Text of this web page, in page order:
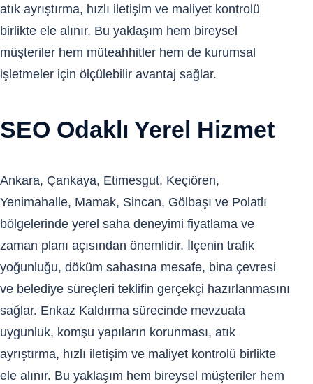
atık ayrıştırma, hızlı iletişim ve maliyet kontrolü
birlikte ele alınır. Bu yaklaşım hem bireysel
müşteriler hem müteahhitler hem de kurumsal
işletmeler için ölçülebilir avantaj sağlar.
SEO Odaklı Yerel Hizmet
Ankara, Çankaya, Etimesgut, Keçiören,
Yenimahalle, Mamak, Sincan, Gölbaşı ve Polatlı
bölgelerinde yerel saha deneyimi fiyatlama ve
zaman planı açısından önemlidir. İlçenin trafik
yoğunluğu, döküm sahasına mesafe, bina çevresi
ve belediye süreçleri teklifin gerçekçi hazırlanmasını
sağlar. Enkaz Kaldırma sürecinde mevzuata
uygunluk, komşu yapıların korunması, atık
ayrıştırma, hızlı iletişim ve maliyet kontrolü birlikte
ele alınır. Bu yaklaşım hem bireysel müşteriler hem